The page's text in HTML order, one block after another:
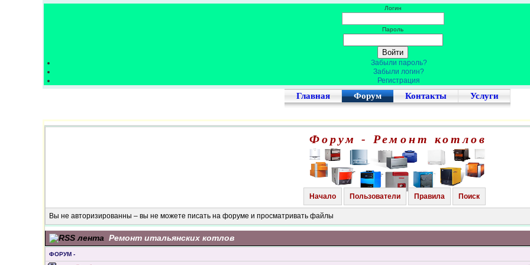
Логин
Пароль
Забыли пароль?
Забыли логин?
Регистрация
Главная Форум Контакты Услуги
Форум - Ремонт котлов
Начало Пользователи Правила Поиск
Вы не авторизированны – вы не можете писать на форуме и просматривать файлы
Ремонт итальянских котлов
ФОРУМ -